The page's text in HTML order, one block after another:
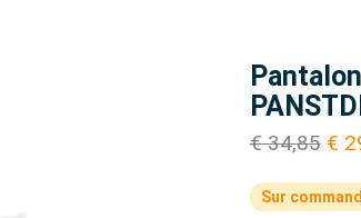
€ 34,85 €
Sur